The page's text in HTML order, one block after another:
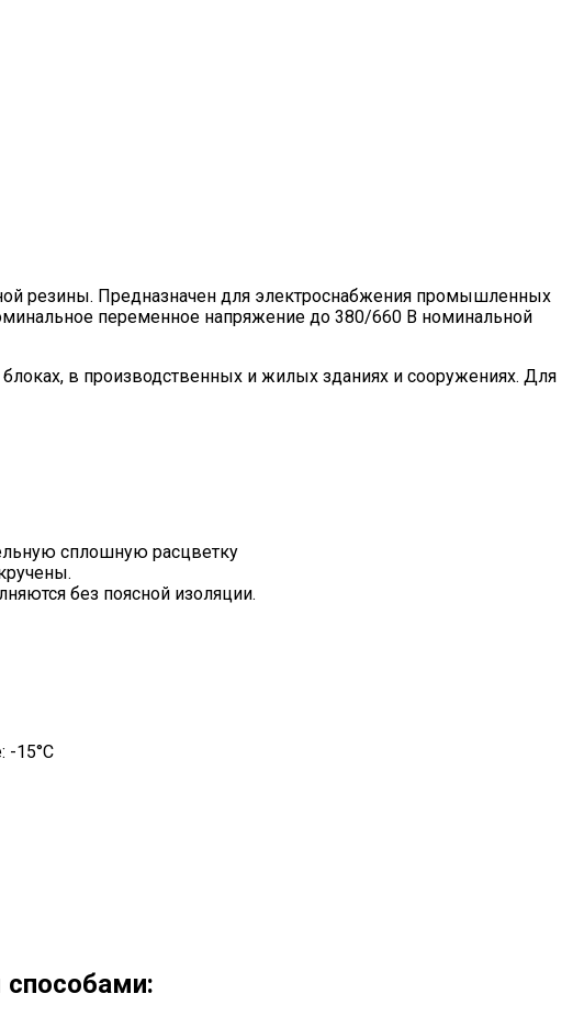
резины. Предназначен для электроснабжения промышленных
переменное напряжение до 380/660 В номинальной
в производственных и жилых зданиях и сооружениях. Для
сплошную расцветку
без поясной изоляции.
-15°С